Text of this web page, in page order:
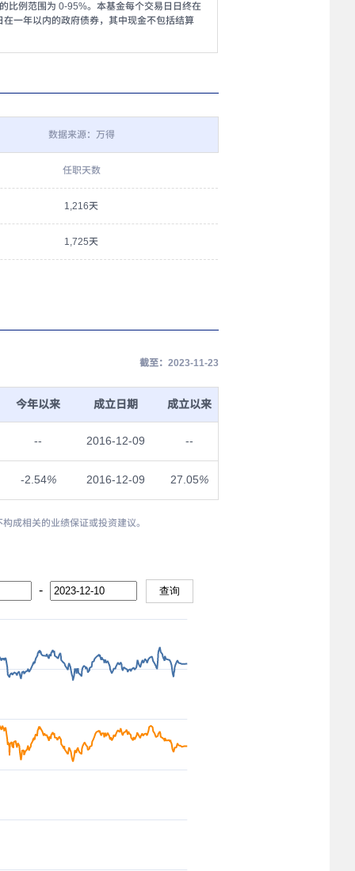
比例范围为 0-95%。本基金每个交易日日终在
一年以内的政府债券，其中现金不包括结算
数据来源：万得
任职天数
1,216天
1,725天
截至：2023-11-23
今年以来 成立日期 成立以来
-- 2016-12-09 --
-2.54% 2016-12-09 27.05%
成相关的业绩保证或投资建议。
- 查询